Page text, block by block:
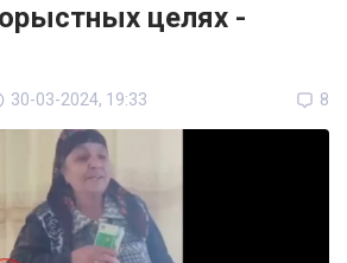
целях -
30-03-2024, 19:33 8